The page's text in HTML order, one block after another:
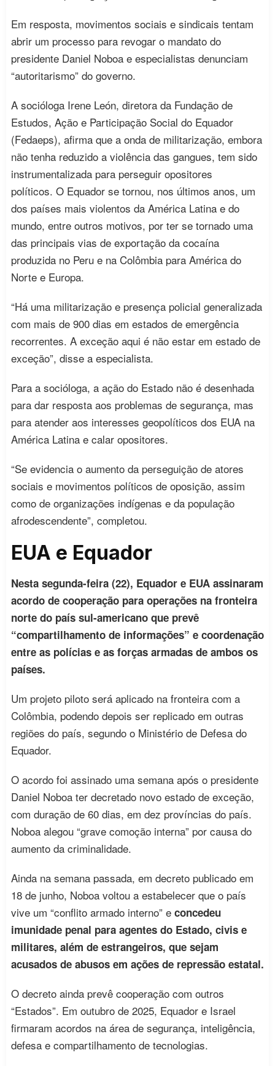
Em resposta, movimentos sociais e sindicais tentam
abrir um processo para revogar o mandato do
presidente Daniel Noboa e especialistas denunciam
“autoritarismo” do governo.
A socióloga Irene León, diretora da Fundação de
Estudos, Ação e Participação Social do Equador
(Fedaeps), afirma que a onda de militarização, embora
não tenha reduzido a violência das gangues, tem sido
instrumentalizada para perseguir opositores
políticos. O Equador se tornou, nos últimos anos, um
dos países mais violentos da América Latina e do
mundo, entre outros motivos, por ter se tornado uma
das principais vias de exportação da cocaína
produzida no Peru e na Colômbia para América do
Norte e Europa.
“Há uma militarização e presença policial generalizada
com mais de 900 dias em estados de emergência
recorrentes. A exceção aqui é não estar em estado de
exceção”, disse a especialista.
Para a socióloga, a ação do Estado não é desenhada
para dar resposta aos problemas de segurança, mas
para atender aos interesses geopolíticos dos EUA na
América Latina e calar opositores.
“Se evidencia o aumento da perseguição de atores
sociais e movimentos políticos de oposição, assim
como de organizações indígenas e da população
afrodescendente”, completou.
EUA e Equador
Nesta segunda-feira (22), Equador e EUA assinaram
acordo de cooperação para operações na fronteira
norte do país sul-americano que prevê
“compartilhamento de informações” e coordenação
entre as polícias e as forças armadas de ambos os
países.
Um projeto piloto será aplicado na fronteira com a
Colômbia, podendo depois ser replicado em outras
regiões do país, segundo o Ministério de Defesa do
Equador.
O acordo foi assinado uma semana após o presidente
Daniel Noboa ter decretado novo estado de exceção,
com duração de 60 dias, em dez províncias do país.
Noboa alegou “grave comoção interna” por causa do
aumento da criminalidade.
Ainda na semana passada, em decreto publicado em
18 de junho, Noboa voltou a estabelecer que o país
vive um “conflito armado interno” e concedeu
imunidade penal para agentes do Estado, civis e
militares, além de estrangeiros, que sejam
acusados de abusos em ações de repressão estatal.
O decreto ainda prevê cooperação com outros
“Estados”. Em outubro de 2025, Equador e Israel
firmaram acordos na área de segurança, inteligência,
defesa e compartilhamento de tecnologias.